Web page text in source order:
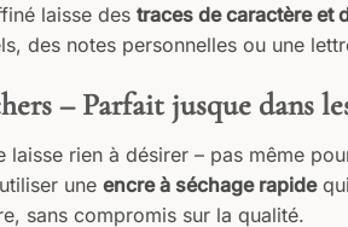
laisse des traces de caractère et
des notes personnelles ou une
– Parfait jusque dans
laisse rien à désirer – pas même
une encre à séchage rapide
sans compromis sur la qualité.​